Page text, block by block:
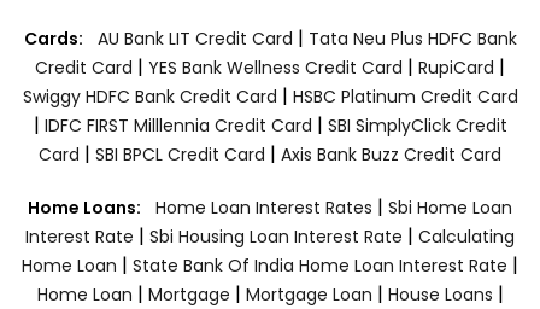
Cards: AU Bank LIT Credit Card | Tata Neu Plus HDFC Bank
Credit Card | YES Bank Wellness Credit Card | RupiCard |
Swiggy HDFC Bank Credit Card | HSBC Platinum Credit Card
| IDFC FIRST Milllennia Credit Card | SBI SimplyClick Credit
Card | SBI BPCL Credit Card | Axis Bank Buzz Credit Card
Home Loans: Home Loan Interest Rates | Sbi Home Loan
Interest Rate | Sbi Housing Loan Interest Rate | Calculating
Home Loan | State Bank Of India Home Loan Interest Rate |
Home Loan | Mortgage | Mortgage Loan | House Loans |